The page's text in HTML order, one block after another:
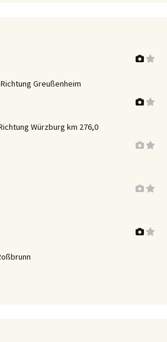
Greußenheim
Würzburg km 276,0